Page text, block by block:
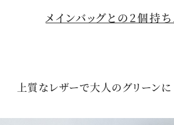
メインバッグとの2個持
上質なレザーで大人のグリーンに